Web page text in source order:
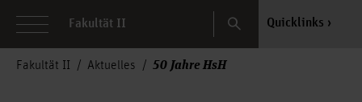
Fakultät II Search Quicklinks
Fakultät II Aktuelles 50 Jahre HsH